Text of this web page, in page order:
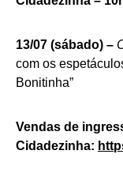
13/07 (sábado) –
com os
Bonitinha”
Vendas de
Cidadezinha: